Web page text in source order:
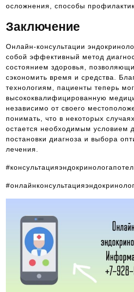
осложнения, способы
Заключение
Онлайн-консультации
собой эффективный метод
состоянием здоровья,
сэкономить время и средства.
технологиям, пациенты теперь
высококвалифицированную
независимо от своего
понимать, что в некоторых
остается необходимым условием
постановки диагноза и выбора
лечения.